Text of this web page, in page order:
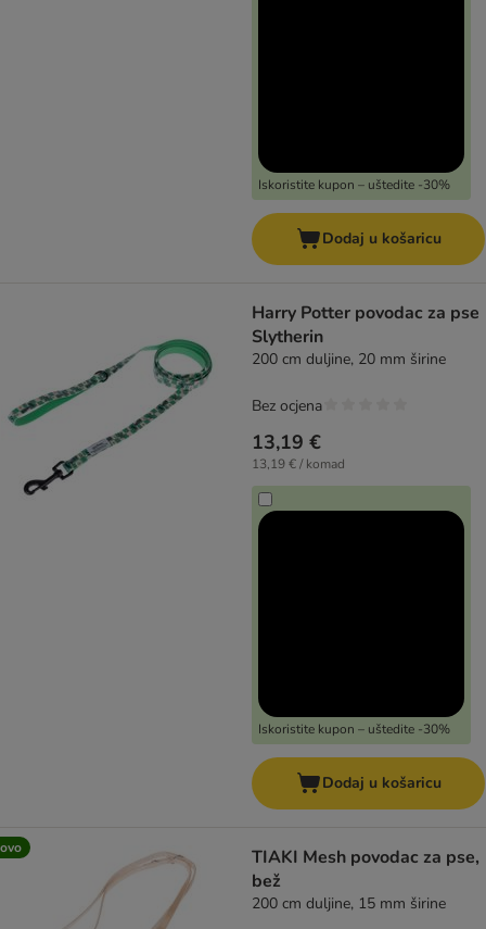
Iskoristite kupon – uštedite -30%
Dodaj u košaricu
Harry Potter povodac za pse
Slytherin
200 cm duljine, 20 mm širine
13,19 €
13,19 € / komad
Iskoristite kupon – uštedite -30%
Bez ocjena
Dodaj u košaricu
TIAKI Mesh povodac za pse,
bež
200 cm duljine, 15 mm širine